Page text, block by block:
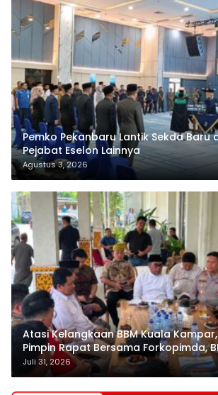
Pemko Pekanbaru Lantik Sekda Baru
Pejabat Eselon Lainnya
Agustus 3, 2026
Atasi Kelangkaan BBM Kuala
Pimpin Rapat Bersama Forkopimda,
Pertamina
Juli 31, 2026